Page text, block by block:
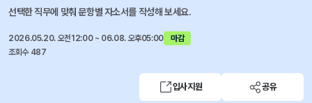
선택한 직무에 맞춰 문항별 자소서를 작성해 보세요.
2026.05.20. 오전12:00 ~ 06.08. 오후05:00
마감
조회수 487
입사지원 공유